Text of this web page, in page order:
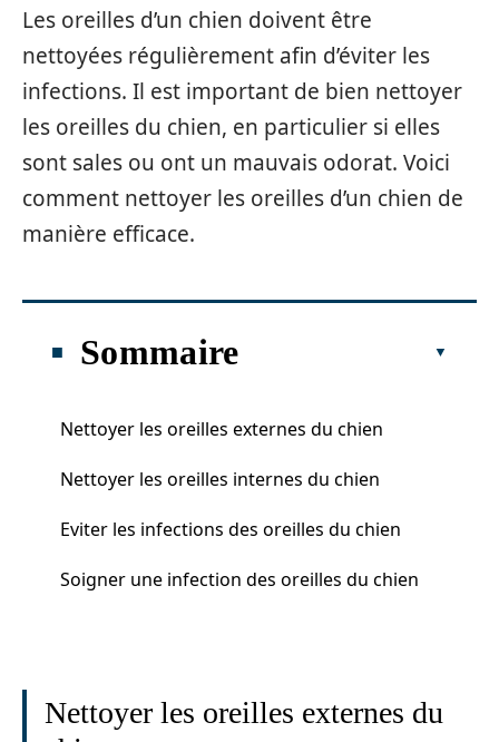
Les oreilles d’un chien doivent être
nettoyées régulièrement afin d’éviter les
infections. Il est important de bien nettoyer
les oreilles du chien, en particulier si elles
sont sales ou ont un mauvais odorat. Voici
comment nettoyer les oreilles d’un chien de
manière efficace.
Sommaire
Nettoyer les oreilles externes du chien
Nettoyer les oreilles internes du chien
Eviter les infections des oreilles du chien
Soigner une infection des oreilles du chien
Nettoyer les oreilles externes du